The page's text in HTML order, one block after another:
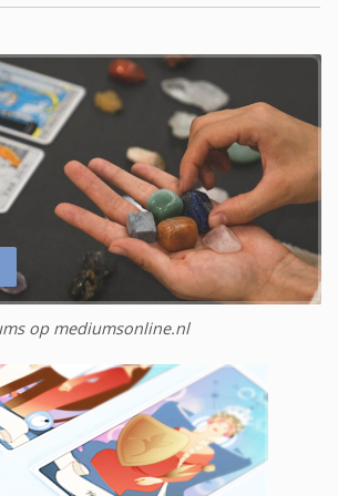
op mediumsonline.nl